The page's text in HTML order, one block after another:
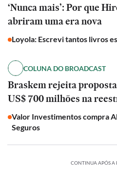
‘Nunca mais’: Por que
abriram uma era nova
Loyola: Escrevi tantos livros
COLUNA DO BROADCAST
Braskem rejeita
US$ 700 milhões na
Valor Investimentos compra
Seguros
CONTINUA APÓS A